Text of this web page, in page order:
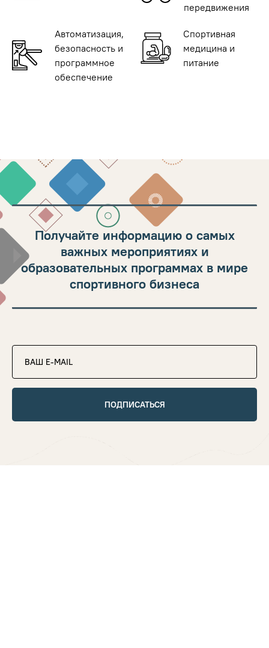
передвижения
Автоматизация,
безопасность и
программное
обеспечение
Спортивная
медицина и
питание
Получайте информацию о самых
важных мероприятиях и
образовательных программах в мире
спортивного бизнеса
ПОДПИСАТЬСЯ